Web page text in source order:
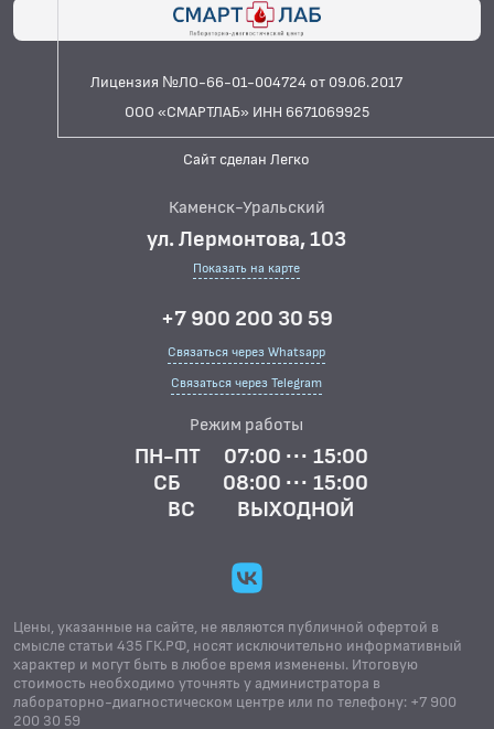
Лицензия №ЛО-66-01-004724 от 09.06.2017
ООО «СМАРТЛАБ» ИНН 6671069925
Сайт сделан Легко
Каменск-Уральский
ул. Лермонтова, 103
Показать на карте
+7 900 200 30 59
Связаться через Whatsapp
Связаться через Telegram
Режим работы
ПН-ПТ
07:00 ··· 15:00
СБ
08:00 ··· 15:00
ВС
ВЫХОДНОЙ
Цены, указанные на сайте, не являются публичной офертой в
смысле статьи 435 ГК.РФ, носят исключительно информативный
характер и могут быть в любое время изменены. Итоговую
стоимость необходимо уточнять у администратора в
лабораторно-диагностическом центре или по телефону: +7 900
200 30 59